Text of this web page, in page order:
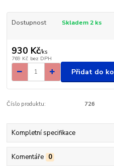
Dostupnost Skladem 2 ks
930 Kč/ks
769 Kč bez DPH
Přidat do
Číslo produktu: 726
Kompletní specifikace
Komentáře 0